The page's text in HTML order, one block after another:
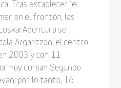
Tras establecer ‘el
en el frontón, las
se
Argantzon; el centro
2003 y con 11
hoy cursan Segundo
por lo tanto, 16